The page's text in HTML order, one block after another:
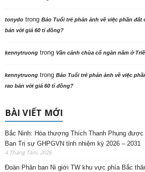
tonydo trong Báo Tuổi trẻ phản ảnh về việc phần đất
bán với giá 60 tỉ đồng?
kennytruong trong Vãn cảnh chùa cổ ngàn năm ở
kennytruong trong Báo Tuổi trẻ phản ảnh về việc
rao bán với giá 60 tỉ đồng?
BÀI VIẾT MỚI
Bắc Ninh: Hòa thượng Thích Thanh Phụng
Ban Trị sự GHPGVN tỉnh nhiệm kỳ 2026 – 2031
4 Tháng Tám, 2026
Đoàn Phân ban Ni giới TW khu vực phía Bắc